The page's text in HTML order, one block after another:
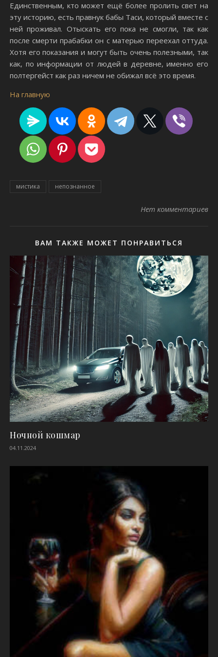
Единственным, кто может ещё более пролить свет на
эту историю, есть правнук бабы Таси, который вместе с
ней проживал. Отыскать его пока не смогли, так как
после смерти прабабки он с матерью переехал оттуда.
Хотя его показания и могут быть очень полезными, так
как, по информации от людей в деревне, именно его
полтергейст как раз ничем не обижал всё это время.
На главную
мистика непознанное
Нет комментариев
ВАМ ТАКЖЕ МОЖЕТ ПОНРАВИТЬСЯ
Ночной кошмар
04.11.2024